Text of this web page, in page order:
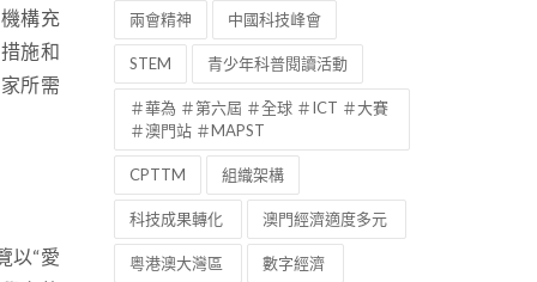
構充
施和
所需
以“愛
兩會精神 中國科技峰會
STEM 青少年科普閱讀活動
＃華為 ＃第六屆 ＃全球 ＃ICT ＃大賽
＃澳門站 ＃MAPST
CPTTM 組織架構
科技成果轉化 澳門經濟適度多元
粵港澳大灣區 數字經濟